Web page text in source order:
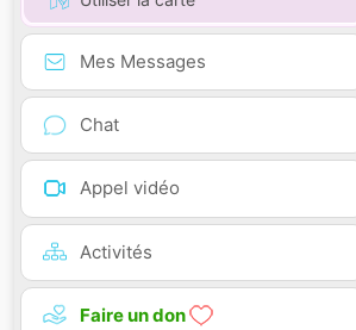
Mes Messages
Chat
Appel vidéo
Activités
Faire un don